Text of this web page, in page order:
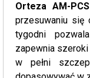
Orteza AM-PCS
przesuwaniu się
tygodni
zapewnia
w pełni